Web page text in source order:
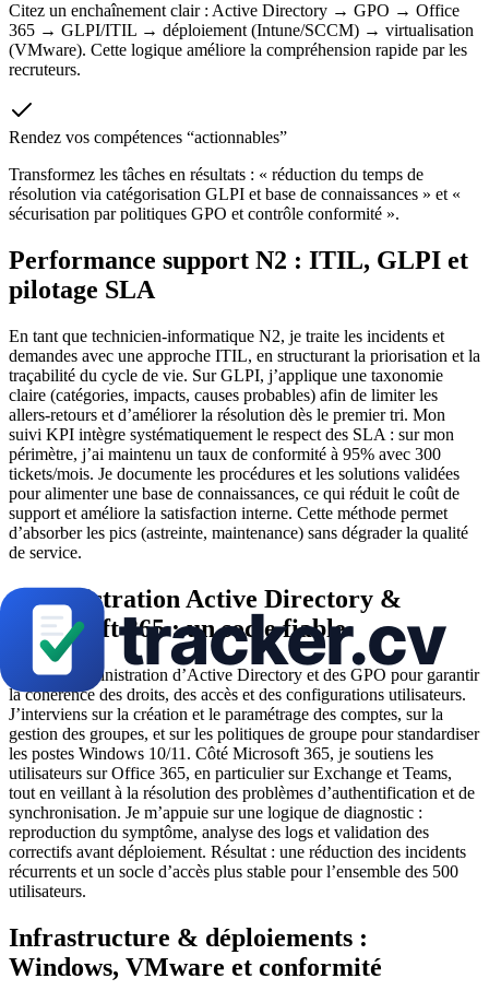
Citez un enchaînement clair : Active Directory → GPO → Office
365 → GLPI/ITIL → déploiement (Intune/SCCM) → virtualisation
(VMware). Cette logique améliore la compréhension rapide par les
recruteurs.
Rendez vos compétences “actionnables”
Transformez les tâches en résultats : « réduction du temps de
résolution via catégorisation GLPI et base de connaissances » et «
sécurisation par politiques GPO et contrôle conformité ».
Performance support N2 : ITIL, GLPI et
pilotage SLA
En tant que technicien-informatique N2, je traite les incidents et
demandes avec une approche ITIL, en structurant la priorisation et la
traçabilité du cycle de vie. Sur GLPI, j’applique une taxonomie
claire (catégories, impacts, causes probables) afin de limiter les
allers-retours et d’améliorer la résolution dès le premier tri. Mon
suivi KPI intègre systématiquement le respect des SLA : sur mon
périmètre, j’ai maintenu un taux de conformité à 95% avec 300
tickets/mois. Je documente les procédures et les solutions validées
pour alimenter une base de connaissances, ce qui réduit le coût de
support et améliore la satisfaction interne. Cette méthode permet
d’absorber les pics (astreinte, maintenance) sans dégrader la qualité
de service.
Administration Active Directory &
Microsoft 365 : un socle fiable
Je gère l’administration d’Active Directory et des GPO pour garantir
la cohérence des droits, des accès et des configurations utilisateurs.
J’interviens sur la création et le paramétrage des comptes, sur la
gestion des groupes, et sur les politiques de groupe pour standardiser
les postes Windows 10/11. Côté Microsoft 365, je soutiens les
utilisateurs sur Office 365, en particulier sur Exchange et Teams,
tout en veillant à la résolution des problèmes d’authentification et de
synchronisation. Je m’appuie sur une logique de diagnostic :
reproduction du symptôme, analyse des logs et validation des
correctifs avant déploiement. Résultat : une réduction des incidents
récurrents et un socle d’accès plus stable pour l’ensemble des 500
utilisateurs.
Infrastructure & déploiements :
Windows, VMware et conformité